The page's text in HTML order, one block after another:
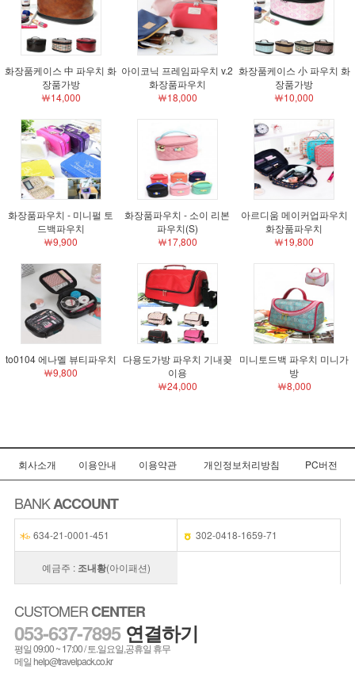
화장품케이스 中 파우치 화
장품가방
￦14,000
아이코닉 프레임파우치 v.2
화장품파우치
￦18,000
화장품케이스 小 파우치 화
장품가방
￦10,000
화장품파우치 - 미니펄 토
드백파우치
￦9,900
화장품파우치 - 소이 리본
파우치(S)
￦17,800
아르디움 메이커업파우치
화장품파우치
￦19,800
to0104 에나멜 뷰티파우치
￦9,800
다용도가방 파우치 기내꽂
이용
￦24,000
미니토드백 파우치 미니가
방
￦8,000
회사소개 이용안내 이용약관 개인정보처리방침 PC버전
BANKACCOUNT
634-21-0001-451 302-0418-1659-71
예금주 : 조내황(아이패션)
CUSTOMERCENTER
053-637-7895 연결하기
평일 09:00 ~ 17:00 / 토.일요일,공휴일 휴무
메일 help@travelpack.co.kr